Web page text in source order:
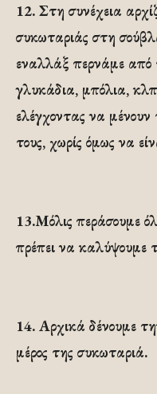
12. Στη συνέχεια
συκωταριάς στη
εναλλάξ περνάμε από
γλυκάδια, μπόλια,
ελέγχοντας να
τους, χωρίς όμως να
13.Μόλις περάσουμε
πρέπει να καλύψουμε
14. Αρχικά δένουμε
μέρος της συκωταριά.